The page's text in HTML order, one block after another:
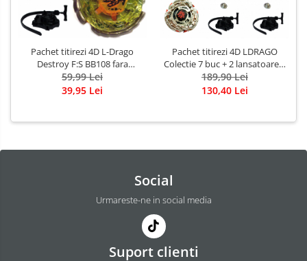
Pachet titirezi 4D L-Drago
Destroy F:S BB108 fara
lansator + Nightmare Rex
SW145SD cu lansator si varf
59,99 Lei
39,95 Lei
Pachet titirezi 4D LDRAGO
Colectie 7 buc + 2 lansatoare +
2 varfuri metalice: BB88
Meteo, BB108 Destroy, BB43
3013H Gold
189,90 Lei
130,40 Lei
Social
Urmareste-ne in social media
Suport clienti